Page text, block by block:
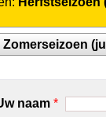
Zomerseizoen
naam *